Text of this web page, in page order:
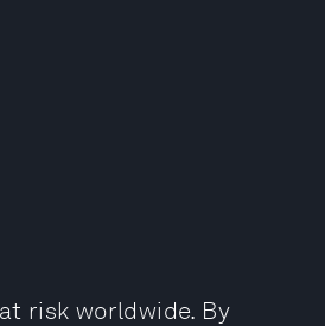
risk worldwide. By